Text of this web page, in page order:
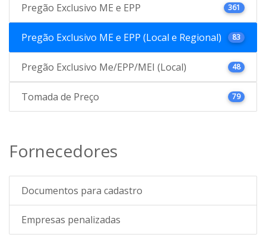
Pregão Exclusivo ME e EPP 361
Pregão Exclusivo ME e EPP (Local e Regional) 83
Pregão Exclusivo Me/EPP/MEI (Local) 48
Tomada de Preço 79
Fornecedores
Documentos para cadastro
Empresas penalizadas